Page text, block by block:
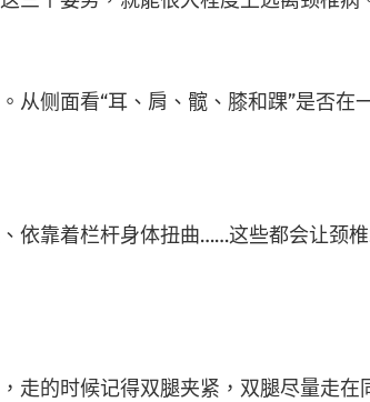
侧面看“耳、肩、髋、膝和踝”是否在
靠着栏杆身体扭曲……这些都会让颈椎
的时候记得双腿夹紧，双腿尽量走在